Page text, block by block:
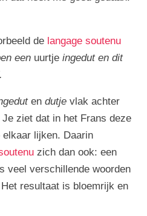
de langage soutenu
een uurtje ingedut en dit
en dutje vlak achter
ziet dat in het Frans deze
elkaar lijken. Daarin
zich dan ook: een
veel verschillende woorden
resultaat is bloemrijk en